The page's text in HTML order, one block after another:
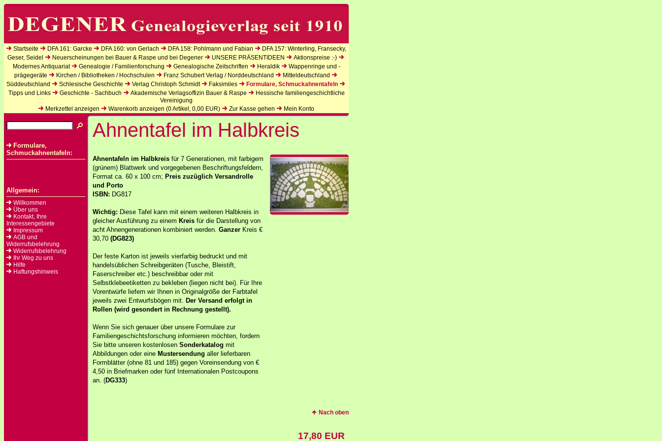
Startseite DFA 161: Garcke DFA 160: von Gerlach DFA 158: Pohlmann und Fabian
DFA 157: Winterling, Fransecky,
Geser, Seidel
Neuerscheinungen bei Bauer & Raspe und bei Degener UNSERE PRÄSENTIDEEN
Aktionspreise :-)
Modernes Antiquariat
Genealogie / Familienforschung Genealogische Zeitschriften Heraldik
Wappenringe und -
prägegeräte
Kirchen / Bibliotheken / Hochschulen Franz Schubert Verlag / Norddeutschland
Mitteldeutschland
Süddeutschland
Schlesische Geschichte Verlag Christoph Schmidt Faksimiles
Formulare, Schmuckahnentafeln
Tipps und Links
Geschichte - Sachbuch Akademische Verlagsoffizin Bauer & Raspe
Hessische familiengeschichtliche
Vereinigung
Merkzettel anzeigen
Warenkorb anzeigen (0Artikel, 0,00 EUR) Zur Kasse gehen Mein Konto
Formulare,
Schmuckahnentafeln:
Allgemein:
Willkommen
Über uns
Kontakt, Ihre
Interessengebiete
Impressum
AGB und
Widerrufsbelehrung
Widerrufsbelehrung
Ihr Weg zu uns
Hilfe
Haftungshinweis
Ahnentafel im Halbkreis
Ahnentafeln im Halbkreis für 7 Generationen, mit farbigem
(grünem) Blattwerk und vorgegebenen Beschriftungsfeldern,
Format ca. 60 x 100 cm; Preis zuzüglich Versandrolle
und Porto
ISBN: DG817
Wichtig: Diese Tafel kann mit einem weiteren Halbkreis in
gleicher Ausführung zu einem Kreis für die Darstellung von
acht Ahnengenerationen kombiniert werden. Ganzer Kreis €
30,70 (DG823)
Der feste Karton ist jeweils vierfarbig bedruckt und mit
handelsüblichen Schreibgeräten (Tusche, Bleistift,
Faserschreiber etc.) beschreibbar oder mit
Selbstklebeetiketten zu bekleben (liegen nicht bei). Für Ihre
Vorentwürfe liefern wir Ihnen in Originalgröße der Farbtafel
jeweils zwei Entwurfsbögen mit. Der Versand erfolgt in
Rollen (wird gesondert in Rechnung gestellt).
Wenn Sie sich genauer über unsere Formulare zur
Familiengeschichtsforschung informieren möchten, fordern
Sie bitte unseren kostenlosen Sonderkatalog mit
Abbildungen oder eine Mustersendung aller lieferbaren
Formblätter (ohne 81 und 185) gegen Voreinsendung von €
4,50 in Briefmarken oder fünf Internationalen Postcoupons
an. (DG333)
Nach oben
17,80 EUR